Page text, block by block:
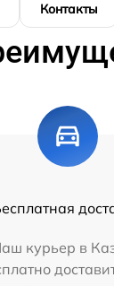
Контакты
курьер в